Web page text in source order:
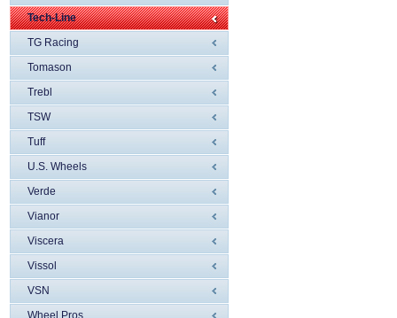
Tech-Line
TG Racing
Tomason
Trebl
TSW
Tuff
U.S. Wheels
Verde
Vianor
Viscera
Vissol
VSN
Wheel Pros